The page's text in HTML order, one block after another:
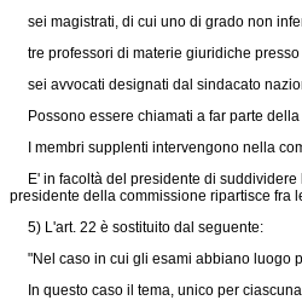
sei magistrati, di cui uno di grado non
tre professori di materie giuridiche presso
sei avvocati designati dal sindacato
Possono essere chiamati a far parte
I membri supplenti intervengono nella
E' in facoltà del presidente di suddividere
presidente della commissione ripartisce fra
5) L'art. 22 è sostituito dal seguente:
"Nel caso in cui gli esami abbiano luogo
In questo caso il tema, unico per